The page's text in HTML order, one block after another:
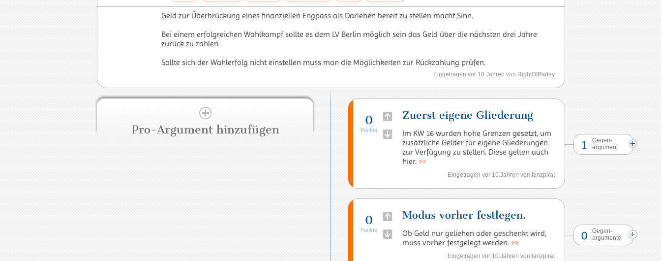
Geld zur Überbrückung eines finanziellen Engpass als Darlehen bereit zu stellen macht Sinn.
Bei einem erfolgreichen Wahlkampf sollte es dem LV Berlin möglich sein das Geld über die nächsten drei Jahre
zurück zu zahlen.
Sollte sich der Wahlerfolg nicht einstellen muss man die Möglichkeiten zur Rückzahlung prüfen.
Eingetragen vor 10 Jahren von RightOfParley
Pro-Argument hinzufügen
1
Gegen-
argument
0
Punkte
Zuerst eigene Gliederung
Im KW 16 wurden hohe Grenzen gesetzt, um
zusätzliche Gelder für eigene Gliederungen
zur Verfügung zu stellen. Diese gelten auch
hier. >>
Eingetragen vor 10 Jahren von tanzpirat
0
Gegen-
argumente
0
Punkte
Modus vorher festlegen.
Ob Geld nur geliehen oder geschenkt wird,
muss vorher festgelegt werden. >>
Eingetragen vor 10 Jahren von tanzpirat